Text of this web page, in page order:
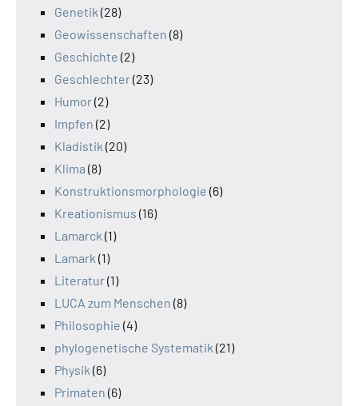
Genetik (28)
Geowissenschaften (8)
Geschichte (2)
Geschlechter(23)
Humor(2)
Impfen (2)
Kladistik (20)
Klima (8)
Konstruktionsmorphologie (6)
Kreationismus (16)
Lamarck (1)
Lamark (1)
Literatur(1)
LUCA zum Menschen (8)
Philosophie (4)
phylogenetische Systematik (21)
Physik (6)
Primaten (6)